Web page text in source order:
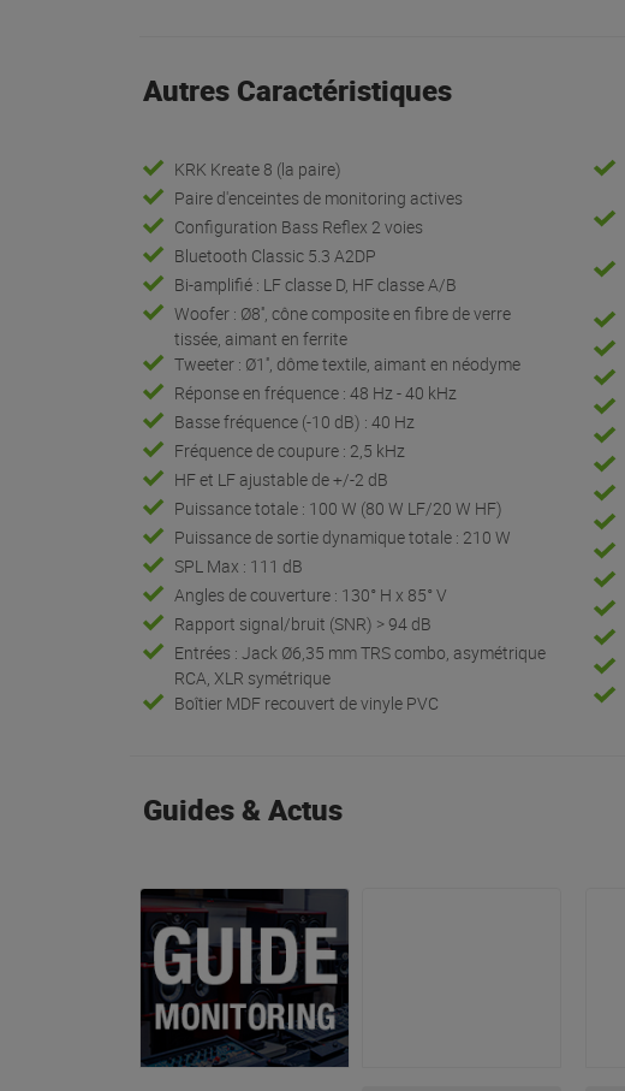
Autres Caractéristiques
KRK Kreate 8 (la paire)
Paire d'enceintes de monitoring actives
Configuration Bass Reflex 2 voies
Bluetooth Classic 5.3 A2DP
Bi-amplifié : LF classe D, HF classe A/B
Woofer : Ø8'', cône composite en fibre de verre
tissée, aimant en ferrite
Tweeter : Ø1'', dôme textile, aimant en néodyme
Réponse en fréquence : 48 Hz - 40 kHz
Basse fréquence (-10 dB) : 40 Hz
Fréquence de coupure : 2,5 kHz
HF et LF ajustable de +/-2 dB
Puissance totale : 100 W (80 W LF/20 W HF)
Puissance de sortie dynamique totale : 210 W
SPL Max : 111 dB
Angles de couverture : 130° H x 85° V
Rapport signal/bruit (SNR) > 94 dB
Entrées : Jack Ø6,35 mm TRS combo, asymétrique
RCA, XLR symétrique
Boîtier MDF recouvert de vinyle PVC
Guides & Actus